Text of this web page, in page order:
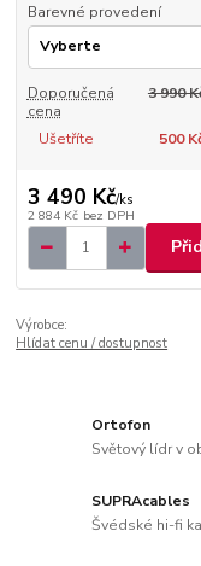
Barevné provedení
Doporučená
cena
3 990
Ušetříte 500
3 490 Kč/ks
2 884 Kč bez DPH
Výrobce:
Hlídat cenu / dostupnost
Ortofon
Světový lídr v
SUPRAcables
Švédské hi-fi